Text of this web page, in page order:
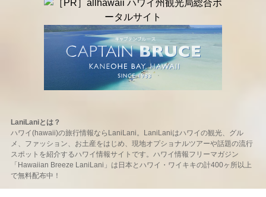
LaniLaniとは？
ハワイ(hawaii)の旅行情報ならLaniLani。LaniLaniはハワイの観光、グル
メ、ファッション、お土産をはじめ、現地オプショナルツアーや話題の流行
スポットを紹介するハワイ情報サイトです。ハワイ情報フリーマガジン
「Hawaiian Breeze LaniLani」は日本とハワイ・ワイキキの計400ヶ所以上
で無料配布中！